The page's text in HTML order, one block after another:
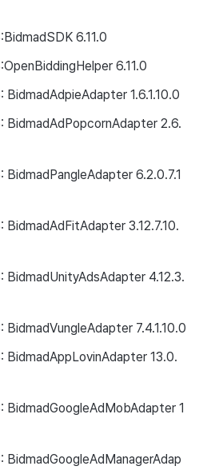
6.11.0
6.11.0
1.6.1.10.0
BidmadAdPopcornAdapter 2.6.
6.2.0.7.1
BidmadAdFitAdapter 3.12.7.10.
BidmadUnityAdsAdapter 4.12.3.
7.4.1.10.0
BidmadAppLovinAdapter 13.0.
BidmadGoogleAdMobAdapter 1
BidmadGoogleAdManagerAdap